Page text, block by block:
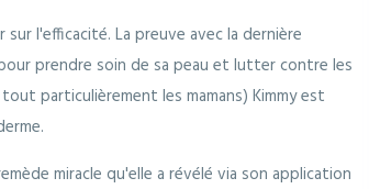
l'efficacité. La preuve avec la dernière
prendre soin de sa peau et lutter contre les
particulièrement les mamans) Kimmy est
miracle qu'elle a révélé via son application